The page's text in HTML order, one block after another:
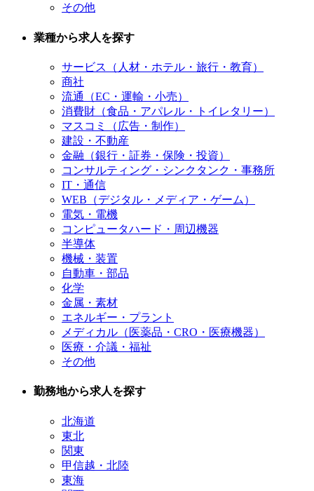
その他
業種から求人を探す
サービス（人材・ホテル・旅行・教育）
商社
流通（EC・運輸・小売）
消費財（食品・アパレル・トイレタリー）
マスコミ（広告・制作）
建設・不動産
金融（銀行・証券・保険・投資）
コンサルティング・シンクタンク・事務所
IT・通信
WEB（デジタル・メディア・ゲーム）
電気・電機
コンピュータハード・周辺機器
半導体
機械・装置
自動車・部品
化学
金属・素材
エネルギー・プラント
メディカル（医薬品・CRO・医療機器）
医療・介議・福祉
その他
勤務地から求人を探す
北海道
東北
関東
甲信越・北陸
東海